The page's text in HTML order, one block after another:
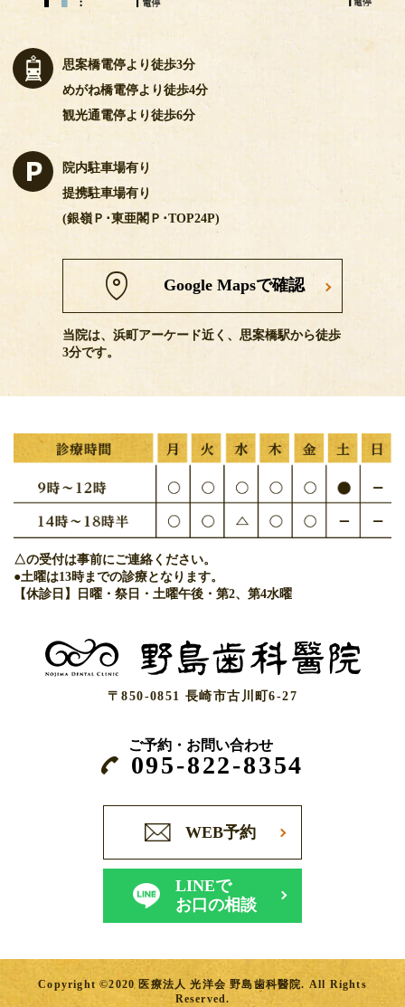
思案橋電停より徒歩3分
めがね橋電停より徒歩4分
観光通電停より徒歩6分
院内駐車場有り
提携駐車場有り
(銀嶺Ｐ･東亜閣Ｐ･TOP24P)
Google Mapsで確認
当院は、浜町アーケード近く、思案橋駅から徒歩
3分です。
△の受付は事前にご連絡ください。
●土曜は13時までの診療となります。
【休診日】日曜・祭日・土曜午後・第2、第4水曜
〒850-0851 長崎市古川町6-27
ご予約・お問い合わせ
095-822-8354
WEB予約
LINEで
お口の相談
Copyright ©2020 医療法人 光洋会 野島歯科醫院. All Rights
Reserved.